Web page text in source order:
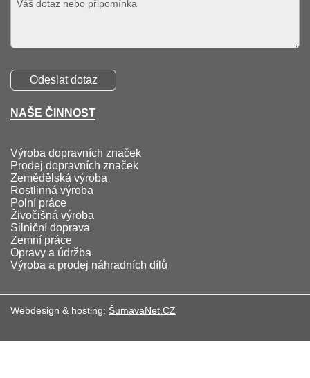
NAŠE ČINNOST
Výroba dopravních značek
Prodej dopravních značek
Zemědělská výroba
Rostlinná výroba
Polní práce
Živočišná výroba
Silniční doprava
Zemní práce
Opravy a údržba
Výroba a prodej náhradních dílů
Webdesign & hosting: ŠumavaNet.CZ